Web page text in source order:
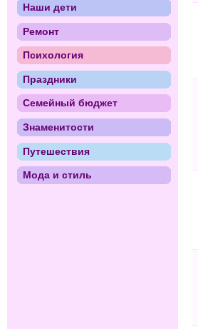
Наши дети
Ремонт
Психология
Праздники
Семейный бюджет
Знаменитости
Путешествия
Мода и стиль